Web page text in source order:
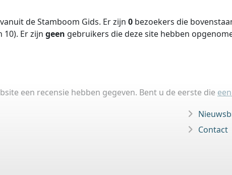
de Stamboom Gids. Er zijn 0 bezoekers die
10). Er zijn geen gebruikers die deze site hebben
een recensie hebben gegeven. Bent u de eerste die
Contact